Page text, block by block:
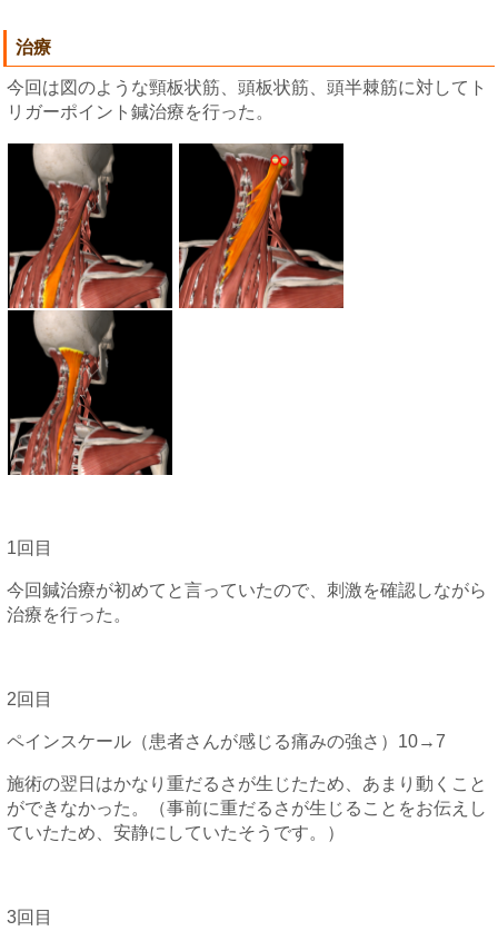
治療
今回は図のような頸板状筋、頭板状筋、頭半棘筋に対してト
リガーポイント鍼治療を行った。
1回目
今回鍼治療が初めてと言っていたので、刺激を確認しながら
治療を行った。
2回目
ペインスケール（患者さんが感じる痛みの強さ）10→7
施術の翌日はかなり重だるさが生じたため、あまり動くこと
ができなかった。（事前に重だるさが生じることをお伝えし
ていたため、安静にしていたそうです。）
3回目